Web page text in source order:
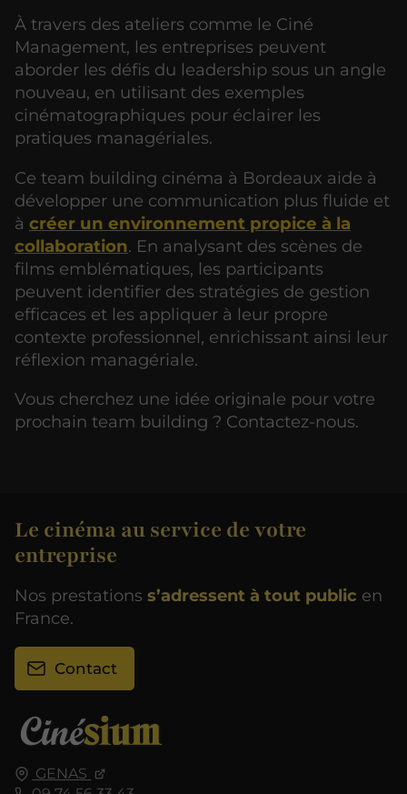
À travers des ateliers comme le Ciné
Management, les entreprises peuvent
aborder les défis du leadership sous un angle
nouveau, en utilisant des exemples
cinématographiques pour éclairer les
pratiques managériales.
Ce team building cinéma à Bordeaux aide à
développer une communication plus fluide et
à créer un environnement propice à la
collaboration. En analysant des scènes de
films emblématiques, les participants
peuvent identifier des stratégies de gestion
efficaces et les appliquer à leur propre
contexte professionnel, enrichissant ainsi leur
réflexion managériale.
Vous cherchez une idée originale pour votre
prochain team building ? Contactez-nous.
GENAS
Le cinéma au service de votre
entreprise
Nos prestations s’adressent à tout public en
France.
Contact